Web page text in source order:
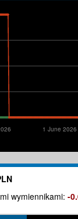
1 June 2026
wymiennikami: -